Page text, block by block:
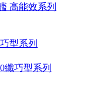
高能效系列
型系列
纖巧型系列